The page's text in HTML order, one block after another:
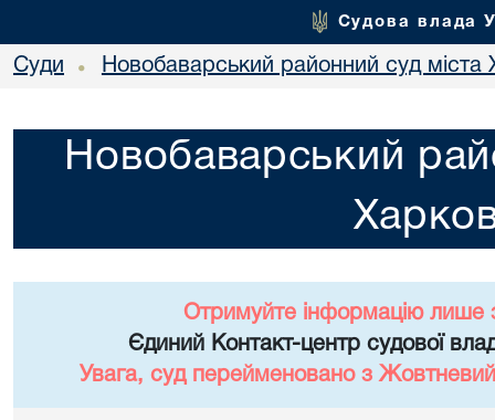
Судова влада
Суди • Новобаварський районний суд міста
Новобаварський
Отримуйте інформацію лише
Єдиний Контакт-центр судової
Увага, суд перейменовано з